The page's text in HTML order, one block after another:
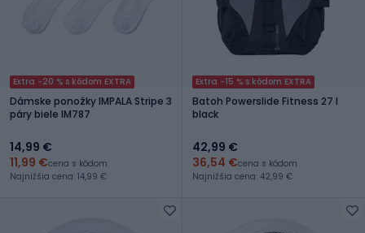
Extra -20 % s kódom EXTRA
Dámske ponožky IMPALA Stripe 3
páry biele IM787
14,99 €
11,99 €cena s kódom
Najnižšia cena: 14,99 €
Extra -15 % s kódom EXTRA
Batoh Powerslide Fitness 27 l
black
42,99 €
36,54 €cena s kódom
Najnižšia cena: 42,99 €